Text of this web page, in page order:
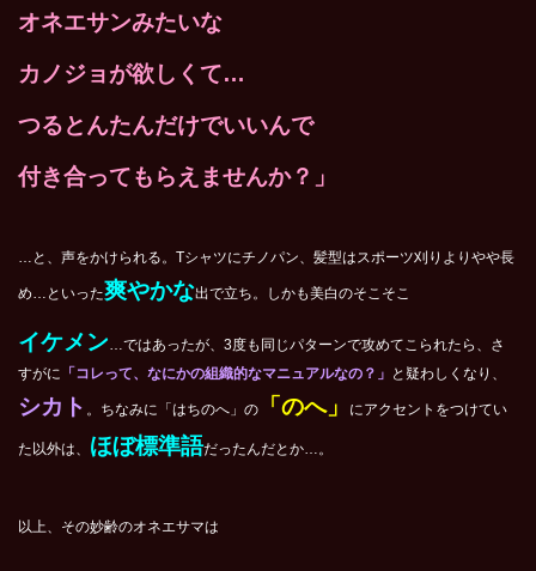
オネエサンみたいな
カノジョが欲しくて…
つるとんたんだけでいいんで
付き合ってもらえませんか？」
…と、声をかけられる。Tシャツにチノパン、髪型はスポーツ刈りよりやや長
め…といった爽やかな出で立ち。しかも美白のそこそこ
イケメン…ではあったが、3度も同じパターンで攻めてこられたら、さ
すがに 「コレって、なにかの組織的なマニュアルなの？」 と疑わしくなり、
シカト 。ちなみに「はちのへ」の 「のへ」 にアクセントをつけてい
た以外は、 ほぼ標準語だったんだとか…。
以上、その妙齢のオネエサマは